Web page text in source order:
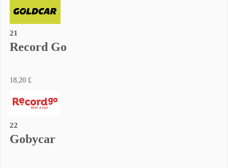
21
Record Go
18,20 £
22
Gobycar